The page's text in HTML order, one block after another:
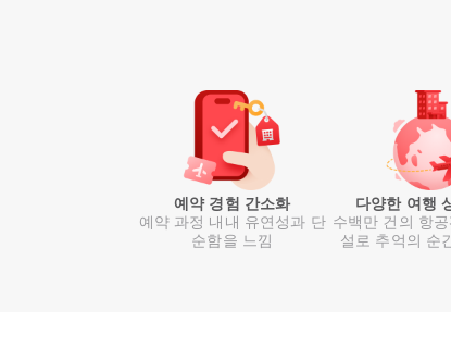
예약 경험 간소화
예약 과정 내내 유연성과 단
순함을 느낌
다양한 여행
수백만 건의 항
설로 추억의 순